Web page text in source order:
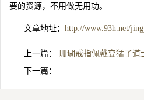
要的资源，不用做无用功。
文章地址： http://www.93h.net/
上一篇： 珊瑚戒指佩戴变猛了道
下一篇：